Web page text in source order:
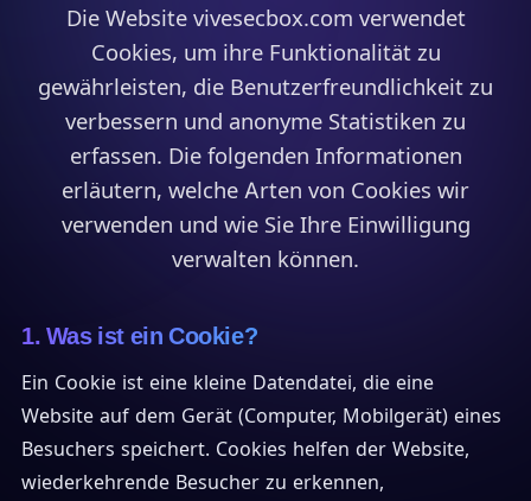
Die Website vivesecbox.com verwendet
Cookies, um ihre Funktionalität zu
gewährleisten, die Benutzerfreundlichkeit zu
verbessern und anonyme Statistiken zu
erfassen. Die folgenden Informationen
erläutern, welche Arten von Cookies wir
verwenden und wie Sie Ihre Einwilligung
verwalten können.
1. Was ist ein Cookie?
Ein Cookie ist eine kleine Datendatei, die eine
Website auf dem Gerät (Computer, Mobilgerät) eines
Besuchers speichert. Cookies helfen der Website,
wiederkehrende Besucher zu erkennen,